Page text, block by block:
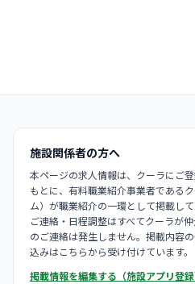
施設関係者の方へ
本ページの求人情報は、クーラにご
もとに、有料職業紹介事業者である
ム）が職業紹介の一環として掲載し
ご連絡・日程調整はすべてクーラが
のご連絡は発生しません。掲載内容
込みはこちらから受け付けています。
掲載情報を編集する（施設アプリ登録